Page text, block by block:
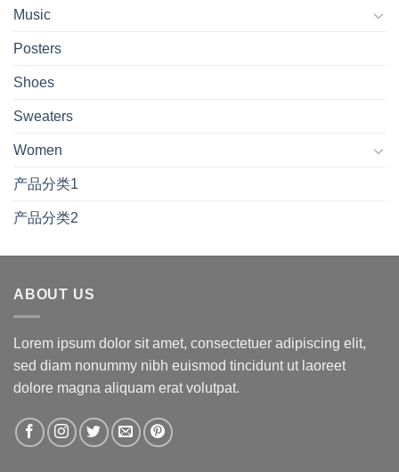
Music
Posters
Shoes
Sweaters
Women
产品分类1
产品分类2
ABOUT US
Lorem ipsum dolor sit amet, consectetuer adipiscing elit,
sed diam nonummy nibh euismod tincidunt ut laoreet
dolore magna aliquam erat volutpat.